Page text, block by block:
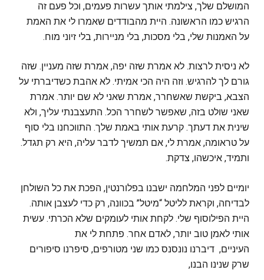
המושלם שלך, צילמתי אותך עשרות פעמים, וכל פעם זה
הרגיש כמו הראשונה. היית מהבודדים שאמרו לי את האמת
על האמנות שלי, בלי מסכות, בלי מניירות, בלי זיוני מוח.
לא ניסית לרצות. לא אמרת שזה יפה, אמרת שזה מעניין. שזה
גורם לך להרגיש. וזה היה הכי אמיתי. לא אהבת כשדיברתי על
הצבא, ביקשת שאשחרר, אמרת שאני לא שם יותר. אמרת
שאני שולט בזה, שאפשר לשחרר הכל. התעצבנתי עליך, ולא
שינית את דעתך. קרעת אותי באמת שלך. התווכחנו בלי סוף
על טראומה, אמרת לי, אם תמשיך לדבר עליה, היא רק תגדל.
ותמיד, איכשהו, צדקת.
יומיים לפני המלחמה ישבנו בפלורנטין, הפכת את כל השולחן
לבדיחה, וקראת לליטל “מיטל” בכוונה, רק כדי לעצבן אותה.
היית הפילוסוף שלי. לקחת אותי לעומקים שלא הכרתי. עשית
אותי לאמן טוב יותר, לאדם אחר. פתחת לי את
העיניים, דיברנו נונסנס כמו שני מטורפים, סיפרנו סיפורים
שרק שנינו הבנו,